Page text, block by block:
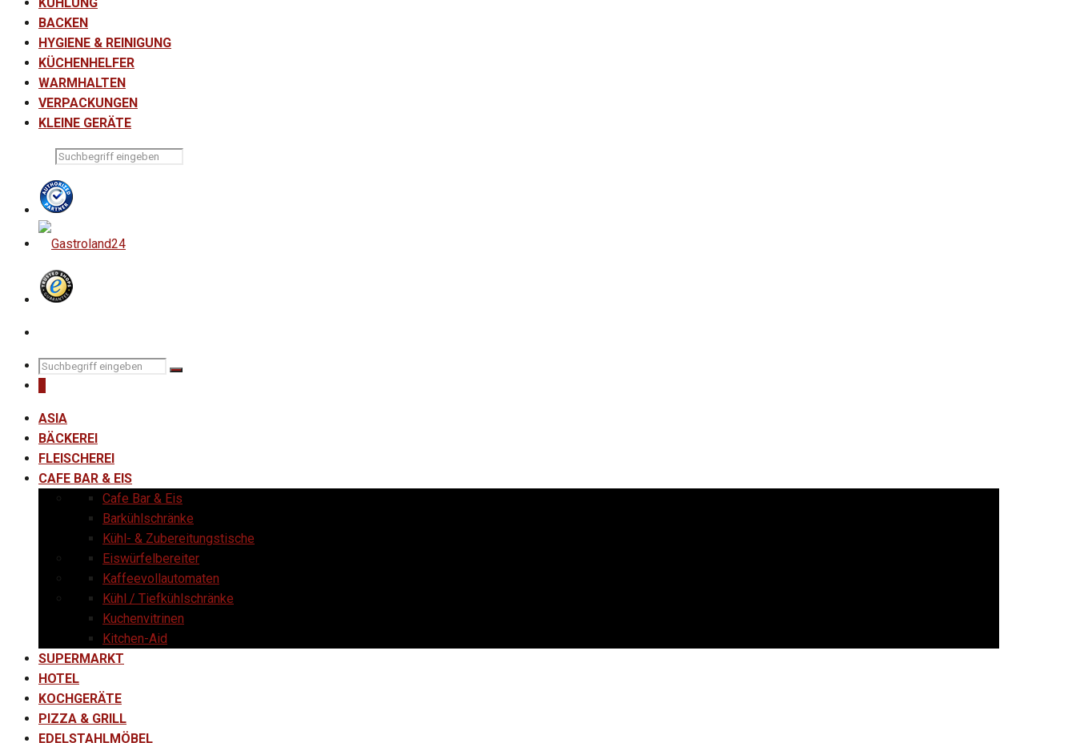
BACKEN
HYGIENE & REINIGUNG
KÜCHENHELFER
WARMHALTEN
VERPACKUNGEN
KLEINE GERÄTE
ASIA
BÄCKEREI
FLEISCHEREI
CAFE BAR & EIS
Cafe Bar & Eis
Barkühlschränke
Kühl- & Zubereitungstische
Eiswürfelbereiter
Kaffeevollautomaten
Kühl / Tiefkühlschränke
Kuchenvitrinen
Kitchen-Aid
SUPERMARKT
HOTEL
KOCHGERÄTE
PIZZA & GRILL
EDELSTAHLMÖBEL